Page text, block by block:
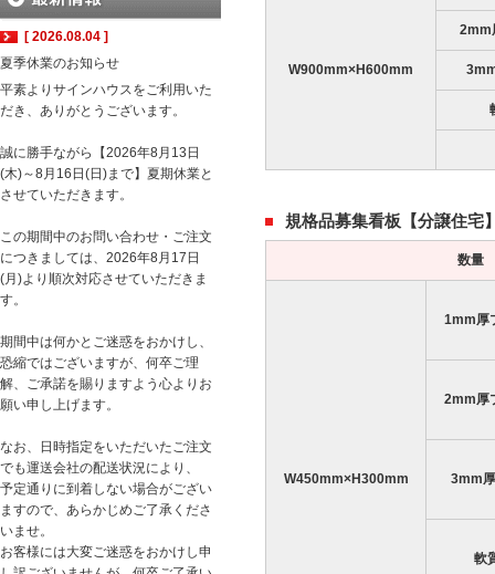
W900mm×H600mm
2mm
規格品募集看板【分譲住宅
数量
W450mm×H300mm
1mm厚
2mm厚
3mm
軟
[ 2026.08.04 ]
夏季休業のお知らせ
平素よりサインハウスをご利用いた
だき、ありがとうございます。
誠に勝手ながら【2026年8月13日
(木)～8月16日(日)まで】夏期休業と
させていただきます。
この期間中のお問い合わせ・ご注文
につきましては、2026年8月17日
(月)より順次対応させていただきま
す。
期間中は何かとご迷惑をおかけし、
恐縮ではございますが、何卒ご理
解、ご承諾を賜りますよう心よりお
願い申し上げます。
なお、日時指定をいただいたご注文
でも運送会社の配送状況により、
予定通りに到着しない場合がござい
ますので、あらかじめご了承くださ
いませ。
お客様には大変ご迷惑をおかけし申